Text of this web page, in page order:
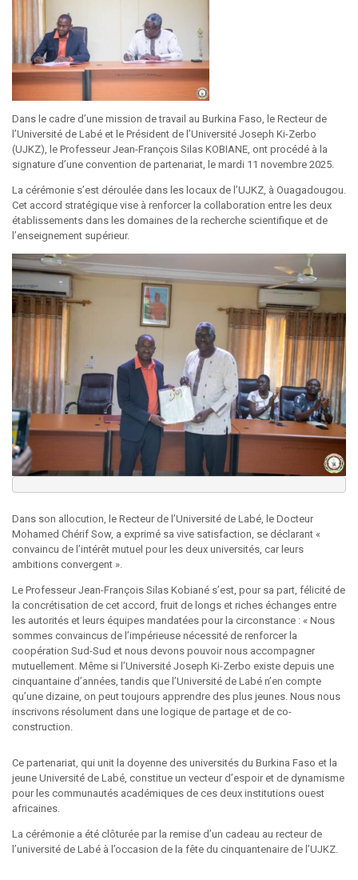
Dans le cadre d’une mission de travail au Burkina Faso, le Recteur de
l’Université de Labé et le Président de l’Université Joseph Ki-Zerbo
(UJKZ), le Professeur Jean-François Silas KOBIANE, ont procédé à la
signature d’une convention de partenariat, le mardi 11 novembre 2025.
La cérémonie s’est déroulée dans les locaux de l’UJKZ, à Ouagadougou.
Cet accord stratégique vise à renforcer la collaboration entre les deux
établissements dans les domaines de la recherche scientifique et de
l’enseignement supérieur.
Dans son allocution, le Recteur de l’Université de Labé, le Docteur
Mohamed Chérif Sow, a exprimé sa vive satisfaction, se déclarant «
convaincu de l’intérêt mutuel pour les deux universités, car leurs
ambitions convergent ».
Le Professeur Jean-François Silas Kobiané s’est, pour sa part, félicité de
la concrétisation de cet accord, fruit de longs et riches échanges entre
les autorités et leurs équipes mandatées pour la circonstance : « Nous
sommes convaincus de l’impérieuse nécessité de renforcer la
coopération Sud-Sud et nous devons pouvoir nous accompagner
mutuellement. Même si l’Université Joseph Ki-Zerbo existe depuis une
cinquantaine d’années, tandis que l’Université de Labé n’en compte
qu’une dizaine, on peut toujours apprendre des plus jeunes. Nous nous
inscrivons résolument dans une logique de partage et de co-
construction.
Ce partenariat, qui unit la doyenne des universités du Burkina Faso et la
jeune Université de Labé, constitue un vecteur d’espoir et de dynamisme
pour les communautés académiques de ces deux institutions ouest
africaines.
La cérémonie a été clôturée par la remise d’un cadeau au recteur de
l’université de Labé à l’occasion de la fête du cinquantenaire de l’UJKZ.